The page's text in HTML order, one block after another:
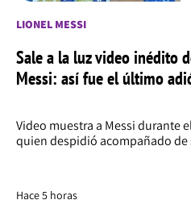
LIONEL MESSI
Sale a la luz video inédito
Messi: así fue el último
Video muestra a Messi durante
quien despidió acompañado de
Hace 5 horas